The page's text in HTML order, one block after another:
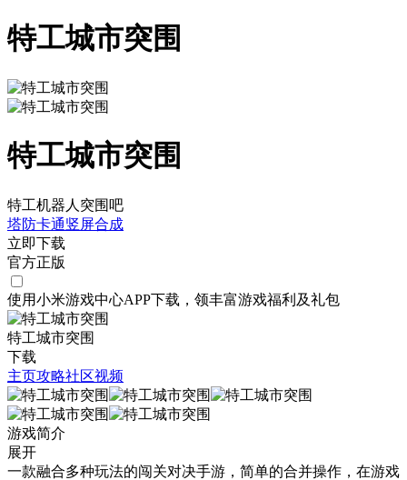
特工城市突围
特工城市突围
特工机器人突围吧
塔防卡通竖屏合成
立即下载
官方正版
使用小米游戏中心APP下载 ，领丰富游戏福利 及礼包
特工城市突围
下载
主页攻略社区视频
游戏简介
展开
一款融合多种玩法的闯关对决手游，简单的合并操作，在游戏